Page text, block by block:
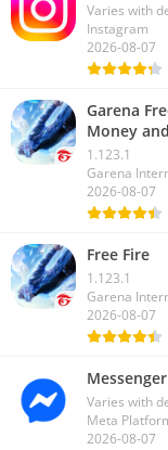
Varies with
Instagram
2026-08-07
Garena
Money
1.123.1
Garena
2026-08-07
Free Fire
1.123.1
Garena
2026-08-07
Messenger
Varies with
Meta
2026-08-07